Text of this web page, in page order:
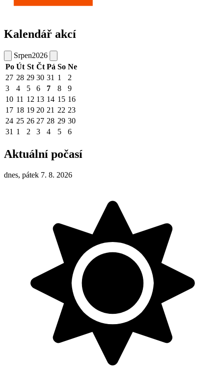
Kalendář akcí
Srpen2026
Po Út St Čt Pá So Ne
27 28 29 30 31 1
2
3
4 5 6 7 8
9
10 11 12 13 14 15 16
17 18 19 20 21 22 23
24 25 26 27 28 29 30
31 1 2 3 4 5 6
Aktuální počasí
dnes, pátek 7. 8. 2026